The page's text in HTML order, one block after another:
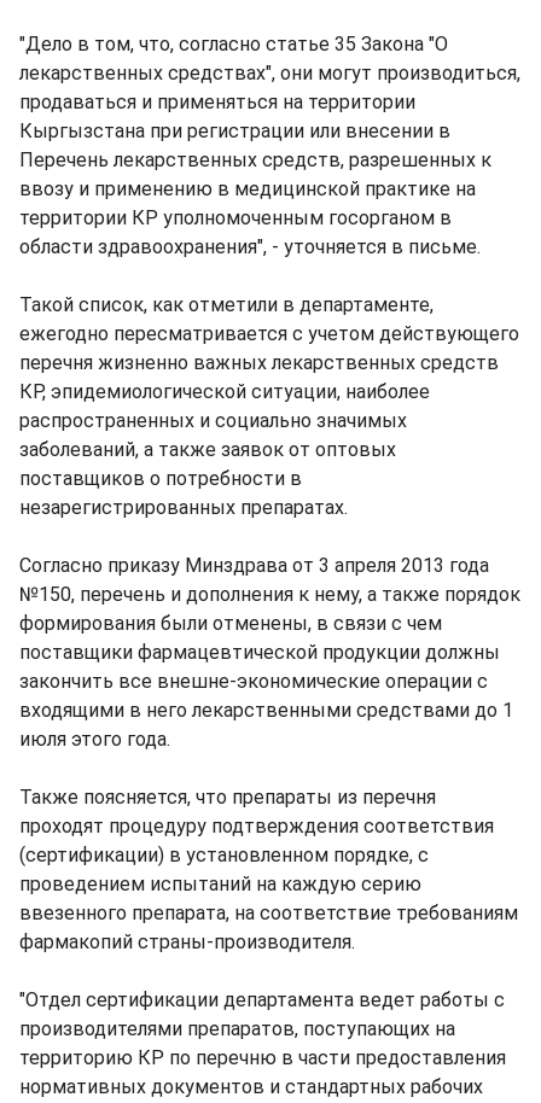
"Дело в том, что, согласно статье 35 Закона "О
лекарственных средствах", они могут производиться,
продаваться и применяться на территории
Кыргызстана при регистрации или внесении в
Перечень лекарственных средств, разрешенных к
ввозу и применению в медицинской практике на
территории КР уполномоченным госорганом в
области здравоохранения", - уточняется в письме.
Такой список, как отметили в департаменте,
ежегодно пересматривается с учетом действующего
перечня жизненно важных лекарственных средств
КР, эпидемиологической ситуации, наиболее
распространенных и социально значимых
заболеваний, а также заявок от оптовых
поставщиков о потребности в
незарегистрированных препаратах.
Согласно приказу Минздрава от 3 апреля 2013 года
№150, перечень и дополнения к нему, а также порядок
формирования были отменены, в связи с чем
поставщики фармацевтической продукции должны
закончить все внешне-экономические операции с
входящими в него лекарственными средствами до 1
июля этого года.
Также поясняется, что препараты из перечня
проходят процедуру подтверждения соответствия
(сертификации) в установленном порядке, с
проведением испытаний на каждую серию
ввезенного препарата, на соответствие требованиям
фармакопий страны-производителя.
"Отдел сертификации департамента ведет работы с
производителями препаратов, поступающих на
территорию КР по перечню в части предоставления
нормативных документов и стандартных рабочих